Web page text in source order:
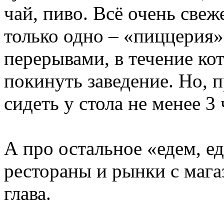
чай, пиво. Всё очень
только одно –
перерывами, в течение
покинуть заведение. Но,
сидеть у стола не менее
А про остальное «едем,
рестораны и рынки с
глава.